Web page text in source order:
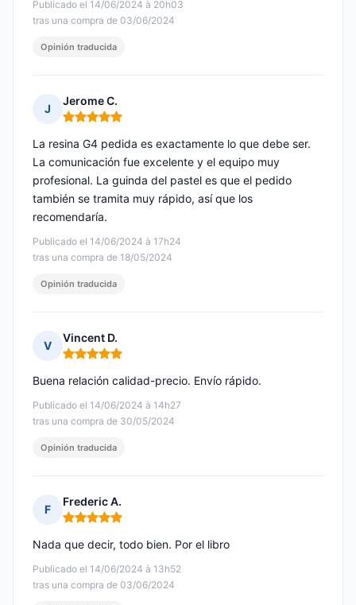
Publicado el 14/06/2024 à 20h03
tras una compra de 03/06/2024
Opinión traducida
J
Jerome C.
Nota: 5 de 5
Publicado el 14/06/2024 à 17h24
tras una compra de 18/05/2024
La resina G4 pedida es exactamente lo que debe ser.
La comunicación fue excelente y el equipo muy
profesional. La guinda del pastel es que el pedido
también se tramita muy rápido, así que los
recomendaría.
Opinión traducida
V
Vincent D.
Nota: 5 de 5
Publicado el 14/06/2024 à 14h27
tras una compra de 30/05/2024
Buena relación calidad-precio. Envío rápido.
Opinión traducida
F
Frederic A.
Nota: 5 de 5
Publicado el 14/06/2024 à 13h52
tras una compra de 03/06/2024
Nada que decir, todo bien. Por el libro